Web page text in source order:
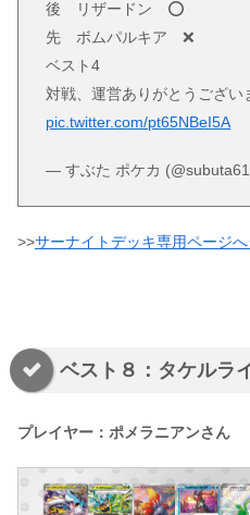
後 リザードン ⭕️
先 ボムパルキア ❌
ベスト4
対戦、運営ありがとうござい
pic.twitter.com/pt65NBeI5A
— すぶた ポケカ
>>サーナイトデッキ専用ページ
ベスト８：タケルラ
プレイヤー：ポメラニアンさん